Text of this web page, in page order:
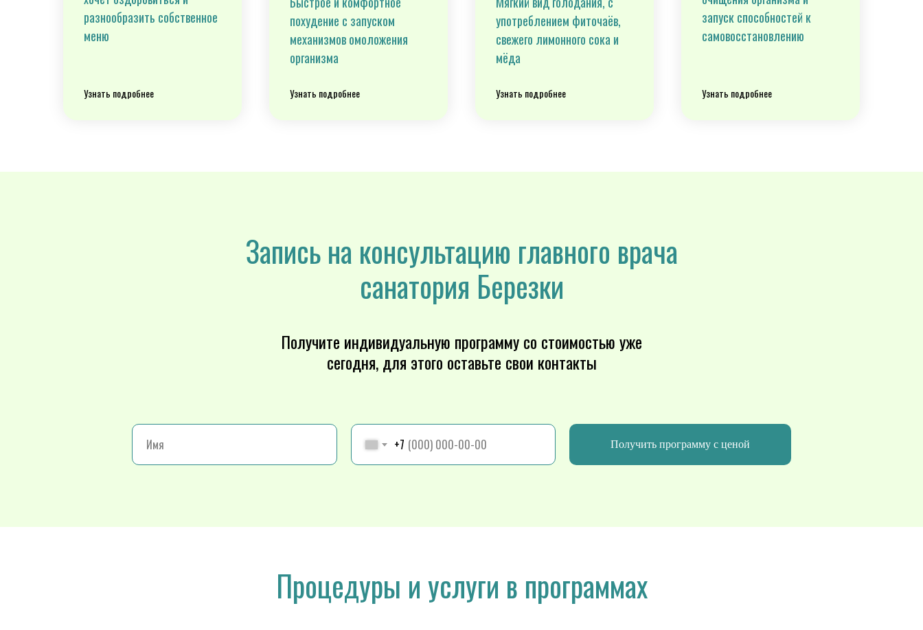
разнообразить собственное
меню
Узнать подробнее
похудение с запуском
механизмов омоложения
организма
Узнать подробнее
употреблением фиточаёв,
свежего лимонного сока и
мёда
Узнать подробнее
запуск способностей к
самовосстановлению
Узнать подробнее
Запись на консультацию главного врача
санатория Березки
Получите индивидуальную программу со стоимостью уже
сегодня, для этого оставьте свои контакты
+7 Получить программу с ценой
Процедуры и услуги в программах